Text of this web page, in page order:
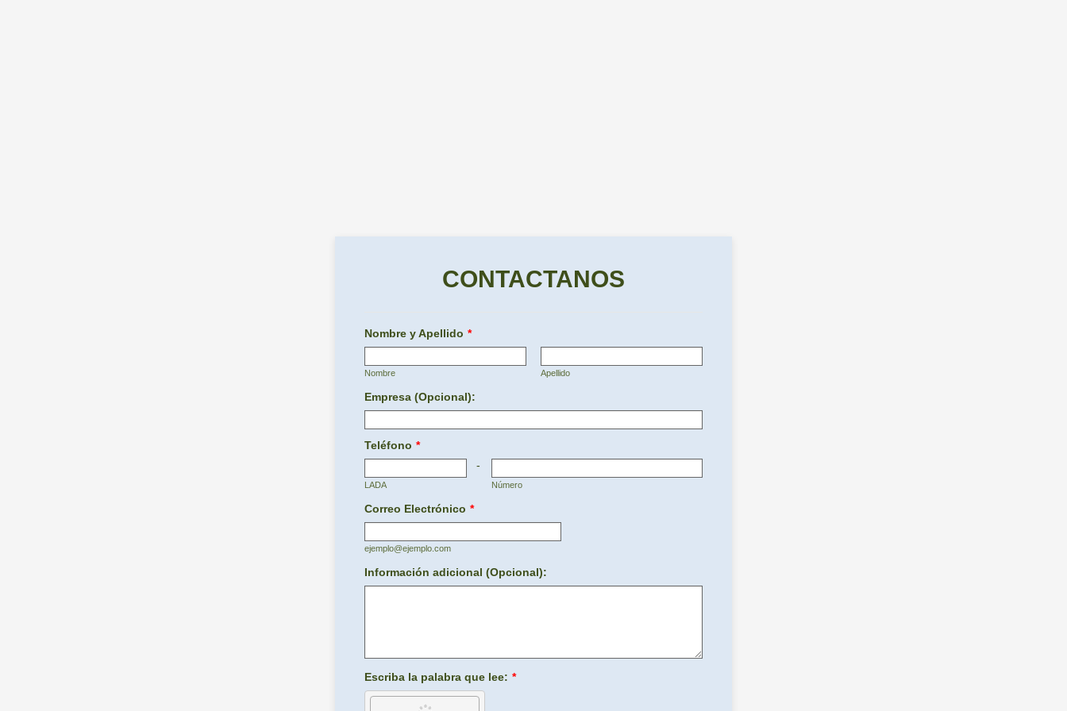
CONTACTANOS
Nombre y Apellido *
Nombre Apellido
Empresa (Opcional):
Teléfono *
-
LADA Número
Correo Electrónico *
ejemplo@ejemplo.com
Información adicional (Opcional):
Escriba la palabra que lee: *